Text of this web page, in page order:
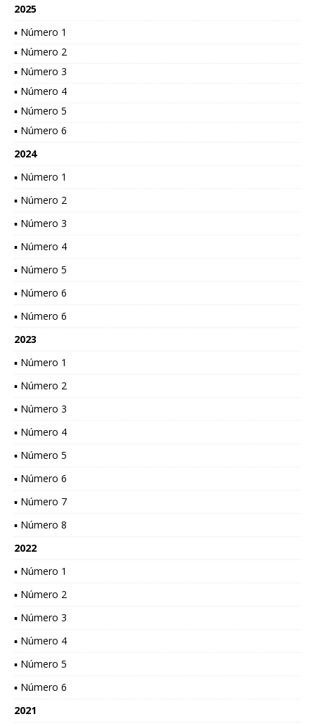
2025
▪ Número 1
▪ Número 2
▪ Número 3
▪ Número 4
▪ Número 5
▪ Número 6
2024
▪ Número 1
▪ Número 2
▪ Número 3
▪ Número 4
▪ Número 5
▪ Número 6
▪ Número 6
2023
▪ Número 1
▪ Número 2
▪ Número 3
▪ Número 4
▪ Número 5
▪ Número 6
▪ Número 7
▪ Número 8
2022
▪ Número 1
▪ Número 2
▪ Número 3
▪ Número 4
▪ Número 5
▪ Número 6
2021